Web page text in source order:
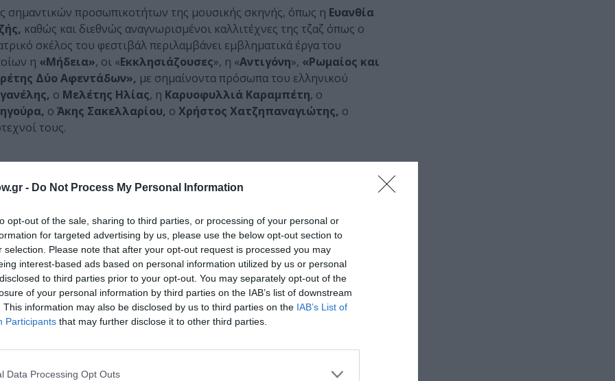
- Do Not Process My Personal Information
opt-out of the sale, sharing to third parties, or processing of your personal or
for targeted advertising by us, please use the below opt-out section to
selection. Please note that after your opt-out request is processed you may
interest-based ads based on personal information utilized by us or personal
to third parties prior to your opt-out. You may separately opt-out of the
of your personal information by third parties on the IAB’s list of downstream
This information may also be disclosed by us to third parties on the IAB’s List of
Participants that may further disclose it to other third parties.
Data Processing Opt Outs
σημαντικών προσωπικοτήτων της μουσικής σκηνής, όπως η Ευανθία
καθώς και διεθνώς αναγνωρισμένοι καλλιτέχνες της τζαζ όπως ο
σκέλος του φεστιβάλ περιλαμβάνει εμβληματικά έργα του
η «Μήδεια», οι «Εκκλησιάζουσες», η «Αντιγόνη», «Ρωμαίος και
Δύο Αφεντάδων», με σημαίνοντα πρόσωπα του ελληνικού
ο Μελέτης Ηλίας, η Καρυοφυλλιά Καραμπέτη, ο
ο Άκης Σακελλαρίου, ο Χρήστος Χατζηπαναγιώτης, ο
τους.
ΜΗΝ ΧΑΣΕΙΣ!
πρόγραμμα αναλυτικά
Μοσχόπουλο στο Αρχαίο Θέατρο Επιδαύρου